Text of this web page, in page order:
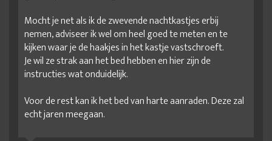
Mocht je net als ik de zwevende nachtkastjes erbij
nemen, adviseer ik wel om heel goed te meten en te
kijken waar je de haakjes in het kastje vastschroeft.
Je wil ze strak aan het bed hebben en hier zijn de
instructies wat onduidelijk.
Voor de rest kan ik het bed van harte aanraden. Deze zal
echt jaren meegaan.